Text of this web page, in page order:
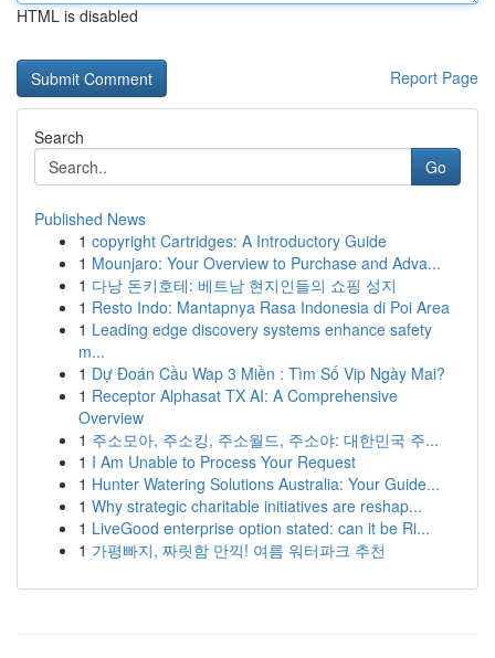
HTML is disabled
Report Page
Search
Go
Published News
1 copyright Cartridges: A Introductory Guide
1 Mounjaro: Your Overview to Purchase and Adva...
1 다낭 돈키호테: 베트남 현지인들의 쇼핑 성지
1 Resto Indo: Mantapnya Rasa Indonesia di Poi Area
1 Leading edge discovery systems enhance safety
m...
1 Dự Đoán Cầu Wap 3 Miền : Tìm Số Vip Ngày Mai?
1 Receptor Alphasat TX AI: A Comprehensive
Overview
1 주소모아, 주소킹, 주소월드, 주소야: 대한민국 주...
1 I Am Unable to Process Your Request
1 Hunter Watering Solutions Australia: Your Guide...
1 Why strategic charitable initiatives are reshap...
1 LiveGood enterprise option stated: can it be Ri...
1 가평빠지, 짜릿함 만끽! 여름 워터파크 추천